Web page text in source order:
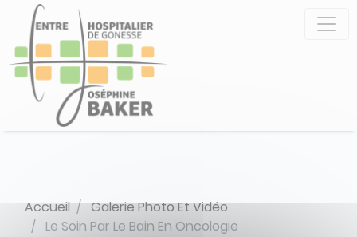
contenu
principal
Accueil
Galerie Photo Et Vidéo
Le Soin Par Le Bain En Oncologie
Panneau de gestion des cookies